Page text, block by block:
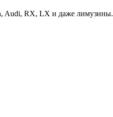
Audi, RX, LX и даже лимузины.